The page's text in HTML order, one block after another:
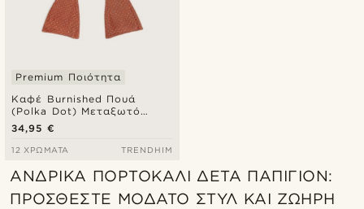
Καφέ Burnished Πουά
(Polka Dot) Μεταξωτό
Δετό Παπιγιόν
Premium Ποιότητα
34,95 €
12 ΧΡΏΜΑΤΑ TRENDHIM
ΑΝΔΡΙΚΆ ΠΟΡΤΟΚΑΛΊ ΔΕΤΆ ΠΑΠΙΓΙΌΝ:
ΠΡΟΣΘΈΣΤΕ ΜΟΔΆΤΟ ΣΤΥΛ ΚΑΙ ΖΩΗΡΉ